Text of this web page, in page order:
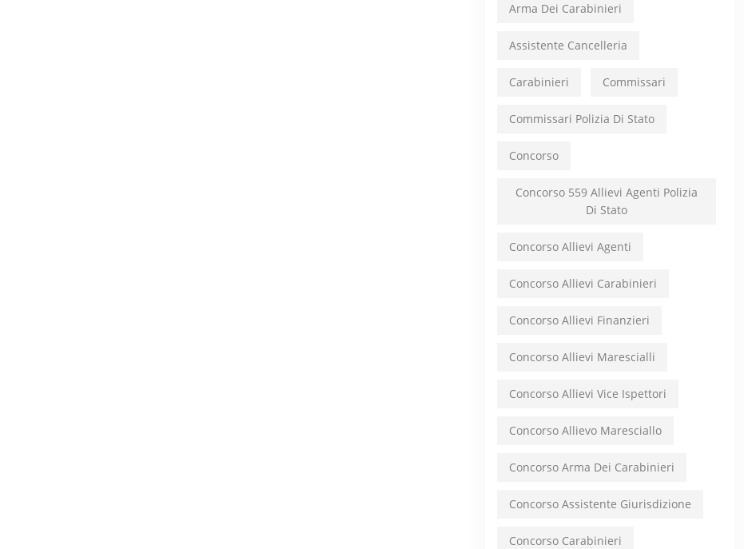
Arma Dei Carabinieri
Assistente Cancelleria
Carabinieri Commissari
Commissari Polizia Di Stato
Concorso
Concorso 559 Allievi Agenti Polizia
Di Stato
Concorso Allievi Agenti
Concorso Allievi Carabinieri
Concorso Allievi Finanzieri
Concorso Allievi Marescialli
Concorso Allievi Vice Ispettori
Concorso Allievo Maresciallo
Concorso Arma Dei Carabinieri
Concorso Assistente Giurisdizione
Concorso Carabinieri